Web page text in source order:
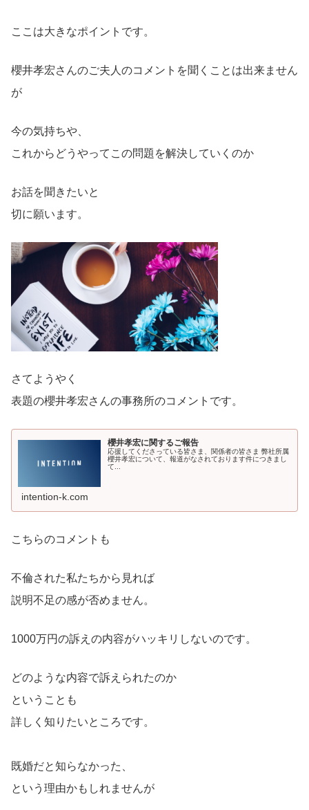
ここは大きなポイントです。
櫻井孝宏さんのご夫人のコメントを聞くことは出来ません
が
今の気持ちや、
これからどうやってこの問題を解決していくのか
お話を聞きたいと
切に願います。
さてようやく
表題の櫻井孝宏さんの事務所のコメントです。
櫻井孝宏に関するご報告
応援してくださっている皆さま、関係者の皆さま 弊社所属
櫻井孝宏について、報道がなされております件につきまし
て...
intention-k.com
こちらのコメントも
不倫された私たちから見れば
説明不足の感が否めません。
1000万円の訴えの内容がハッキリしないのです。
どのような内容で訴えられたのか
ということも
詳しく知りたいところです。
既婚だと知らなかった、
という理由かもしれませんが